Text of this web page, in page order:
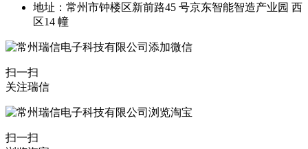
地址：常州市钟楼区新前路45 号京东智能智造产业园 西
区14 幢
扫一扫
关注瑞信
扫一扫